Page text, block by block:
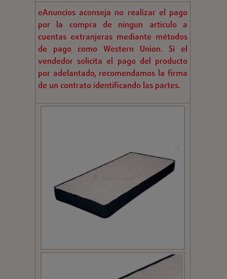
eAnuncios aconseja no realizar el pago
por la compra de ningun articulo a
cuentas extranjeras mediante métodos
de pago como Western Union. Si el
vendedor solicita el pago del producto
por adelantado, recomendamos la firma
de un contrato identificando las partes.